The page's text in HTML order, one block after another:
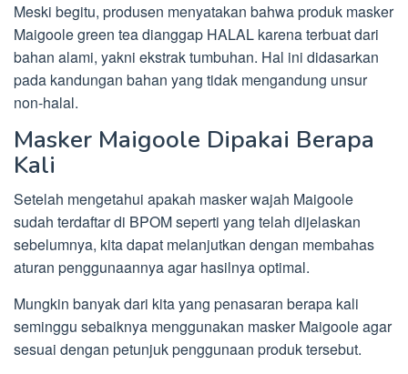
Meski begitu, produsen menyatakan bahwa produk masker
Maigoole green tea dianggap HALAL karena terbuat dari
bahan alami, yakni ekstrak tumbuhan. Hal ini didasarkan
pada kandungan bahan yang tidak mengandung unsur
non-halal.
Masker Maigoole Dipakai Berapa
Kali
Setelah mengetahui apakah masker wajah Maigoole
sudah terdaftar di BPOM seperti yang telah dijelaskan
sebelumnya, kita dapat melanjutkan dengan membahas
aturan penggunaannya agar hasilnya optimal.
Mungkin banyak dari kita yang penasaran berapa kali
seminggu sebaiknya menggunakan masker Maigoole agar
sesuai dengan petunjuk penggunaan produk tersebut.